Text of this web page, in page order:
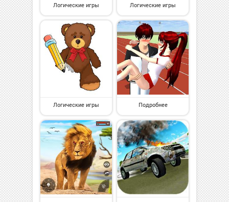
Логические игры Логические игры
Логические игры Подробнее